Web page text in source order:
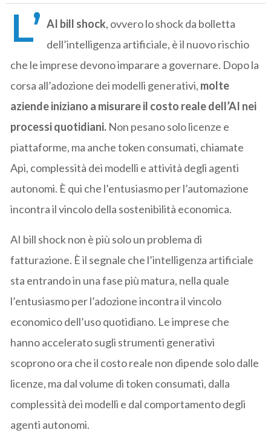
L’ AI bill shock, ovvero lo shock da bolletta
dell’intelligenza artificiale, è il nuovo rischio
che le imprese devono imparare a governare. Dopo la
corsa all’adozione dei modelli generativi, molte
aziende iniziano a misurare il costo reale dell’AI nei
processi quotidiani. Non pesano solo licenze e
piattaforme, ma anche token consumati, chiamate
Api, complessità dei modelli e attività degli agenti
autonomi. È qui che l’entusiasmo per l’automazione
incontra il vincolo della sostenibilità economica.
AI bill shock non è più solo un problema di
fatturazione. È il segnale che l’intelligenza artificiale
sta entrando in una fase più matura, nella quale
l’entusiasmo per l’adozione incontra il vincolo
economico dell’uso quotidiano. Le imprese che
hanno accelerato sugli strumenti generativi
scoprono ora che il costo reale non dipende solo dalle
licenze, ma dal volume di token consumati, dalla
complessità dei modelli e dal comportamento degli
agenti autonomi.